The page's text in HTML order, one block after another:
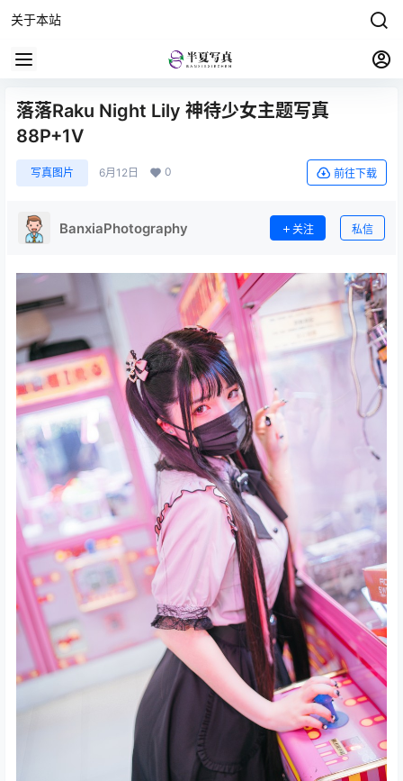
关于本站
落落Raku Night Lily 神待少女主题写真
88P+1V
写真图片 6月12日 0 前往下载
BanxiaPhotography 关注 私信